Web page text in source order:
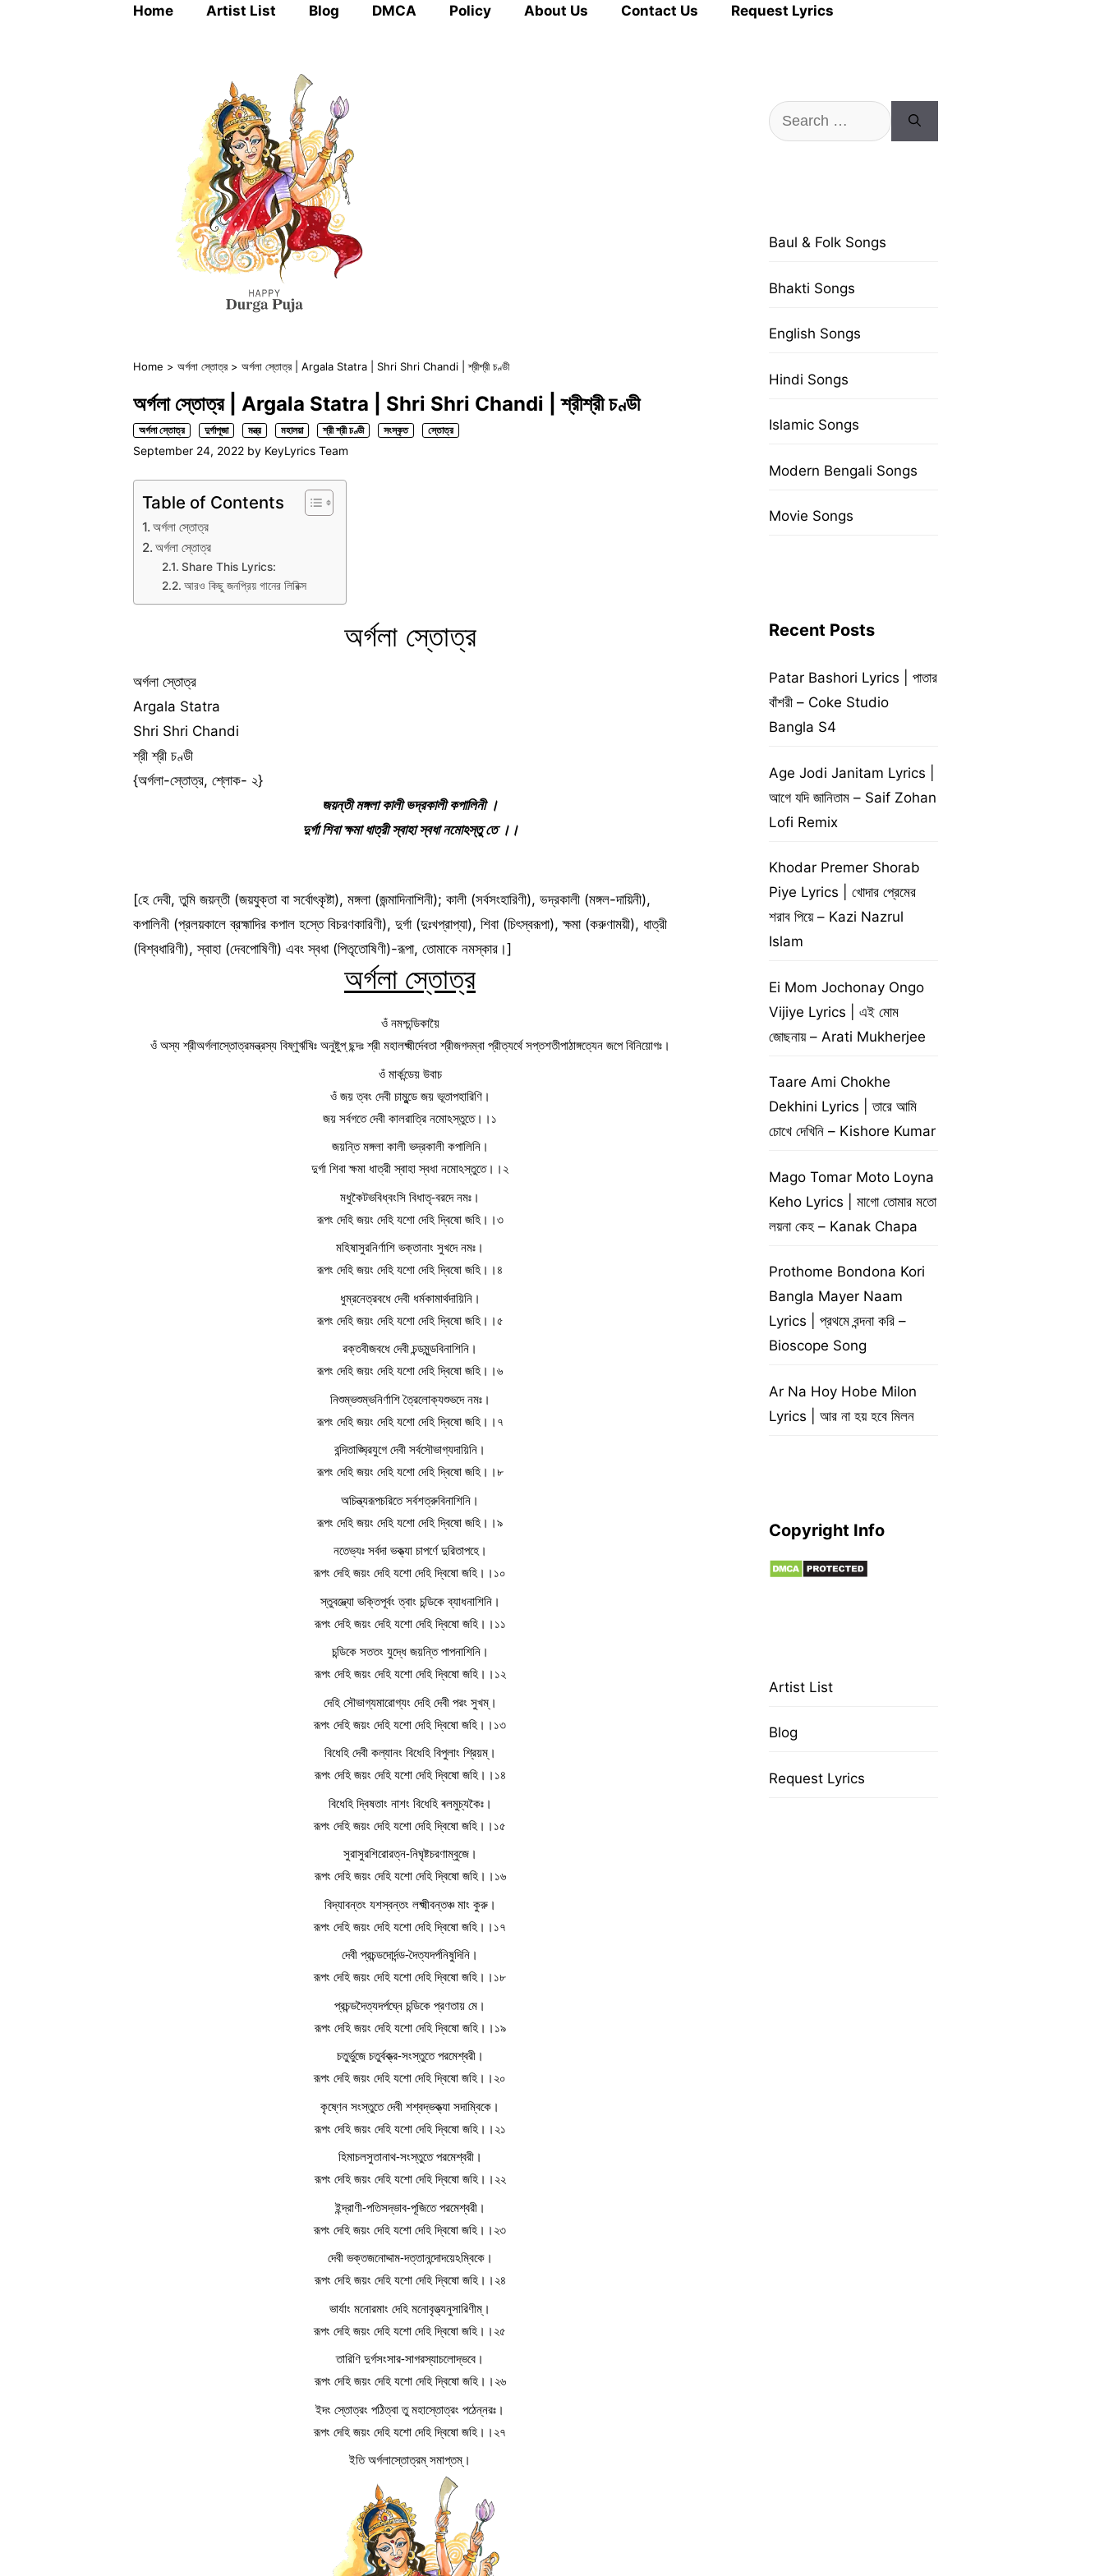
Home Artist List Blog DMCA Policy About Us Contact Us Request Lyrics
Home > অর্গলা স্তোত্র > অর্গলা স্তোত্র | Argala Statra | Shri Shri Chandi | শ্রীশ্রী চণ্ডী
অর্গলা স্তোত্র | Argala Statra | Shri Shri Chandi | শ্রীশ্রী চণ্ডী
অর্গলা স্তোত্র দুর্গাপূজা মন্ত্র মহালয়া শ্রী শ্রী চণ্ডী সংস্কৃত স্তোত্র
September 24, 2022 by KeyLyrics Team
Table of Contents
অর্গলা স্তোত্র
অর্গলা স্তোত্র
Share This Lyrics:
আরও কিছু জনপ্রিয় গানের লিরিক্স
অর্গলা স্তোত্র
অর্গলা স্তোত্র
Argala Statra
Shri Shri Chandi
শ্রী শ্রী চণ্ডী
{অর্গলা-স্তোত্র, শ্লোক- ২}
জয়ন্তী মঙ্গলা কালী ভদ্রকালী কপালিনী ।
দুর্গা শিবা ক্ষমা ধাত্রী স্বাহা স্বধা নমোঽস্তু তে ।।
[হে দেবী, তুমি জয়ন্তী (জয়যুক্তা বা সর্বোৎকৃষ্টা), মঙ্গলা (জন্মাদিনাশিনী); কালী (সর্বসংহারিণী), ভদ্রকালী (মঙ্গল-দায়িনী),
কপালিনী (প্রলয়কালে ব্রহ্মাদির কপাল হস্তে বিচরণকারিণী), দুর্গা (দুঃখপ্রাপ্যা), শিবা (চিৎস্বরূপা), ক্ষমা (করুণাময়ী), ধাত্রী
(বিশ্বধারিণী), স্বাহা (দেবপোষিণী) এবং স্বধা (পিতৃতোষিণী)-রূপা, তোমাকে নমস্কার।]
অর্গলা স্তোত্র
ওঁ নমশ্চন্ডিকায়ৈ
ওঁ অস্য শ্রীঅর্গলাস্তোত্রমন্ত্রস্য বিষ্ণুর্ঋষিঃ অনুষ্টুপ্ ছন্দঃ শ্রী মহালক্ষ্মীর্দেবতা শ্রীজগদম্বা প্রীত্যর্থে সপ্তশতীপাঠাঙ্গত্যেন জপে বিনিয়োগঃ।
ওঁ মার্কন্ডেয় উবাচ
ওঁ জয় ত্বং দেবী চামুন্ডে জয় ভূতাপহারিণি।
জয় সর্বগতে দেবী কালরাত্রি নমোঽস্তুতে।।১
জয়ন্তি মঙ্গলা কালী ভদ্রকালী কপালিনি।
দুর্গা শিবা ক্ষমা ধাত্রী স্বাহা স্বধা নমোঽস্তুতে।।২
মধুকৈটভবিধ্বংসি বিধাতৃ-বরদে নমঃ।
রূপং দেহি জয়ং দেহি যশো দেহি দ্বিষো জহি।।৩
মহিষাসুরনির্ণাশি ভক্তানাং সুখদে নমঃ।
রূপং দেহি জয়ং দেহি যশো দেহি দ্বিষো জহি।।৪
ধুম্রনেত্রবধে দেবী ধর্মকামার্থদায়িনি।
রূপং দেহি জয়ং দেহি যশো দেহি দ্বিষো জহি।।৫
রক্তবীজবধে দেবী চন্ডমুন্ডবিনাশিনি।
রূপং দেহি জয়ং দেহি যশো দেহি দ্বিষো জহি।।৬
নিশুম্ভশুম্ভনির্ণাশি ত্রৈলোক্যশুভদে নমঃ।
রূপং দেহি জয়ং দেহি যশো দেহি দ্বিষো জহি।।৭
বন্দিতাঙ্ঘ্রিযুগে দেবী সর্বসৌভাগ্যদায়িনি।
রূপং দেহি জয়ং দেহি যশো দেহি দ্বিষো জহি।।৮
অচিন্ত্যরূপচরিতে সর্বশত্রুবিনাশিনি।
রূপং দেহি জয়ং দেহি যশো দেহি দ্বিষো জহি।।৯
নতেভ্যঃ সর্বদা ভক্ত্যা চাপর্ণে দুরিতাপহে।
রূপং দেহি জয়ং দেহি যশো দেহি দ্বিষো জহি।।১০
স্তুবদ্ভ্যো ভক্তিপূর্বং ত্বাং চন্ডিকে ব্যাধনাশিনি।
রূপং দেহি জয়ং দেহি যশো দেহি দ্বিষো জহি।।১১
চন্ডিকে সততং যুদ্ধে জয়ন্তি পাপনাশিনি।
রূপং দেহি জয়ং দেহি যশো দেহি দ্বিষো জহি।।১২
দেহি সৌভাগ্যমারোগ্যং দেহি দেবী পরং সুখম্।
রূপং দেহি জয়ং দেহি যশো দেহি দ্বিষো জহি।।১৩
বিধেহি দেবী কল্যানং বিধেহি বিপুলাং শ্রিয়ম্।
রূপং দেহি জয়ং দেহি যশো দেহি দ্বিষো জহি।।১৪
বিধেহি দ্বিষতাং নাশং বিধেহি ৰলমুচ্যকৈঃ।
রূপং দেহি জয়ং দেহি যশো দেহি দ্বিষো জহি।।১৫
সুরাসুরশিরোরত্ন-নিঘৃষ্টচরণাম্বুজে।
রূপং দেহি জয়ং দেহি যশো দেহি দ্বিষো জহি।।১৬
বিদ্যাবন্তং যশস্বন্তং লক্ষ্মীবন্তঞ্চ মাং কুরু।
রূপং দেহি জয়ং দেহি যশো দেহি দ্বিষো জহি।।১৭
দেবী প্রচন্ডদোর্দন্ড-দৈত্যদর্পনিষুদিনি।
রূপং দেহি জয়ং দেহি যশো দেহি দ্বিষো জহি।।১৮
প্রচন্ডদৈত্যদর্পঘ্নে চন্ডিকে প্রণতায় মে।
রূপং দেহি জয়ং দেহি যশো দেহি দ্বিষো জহি।।১৯
চতুর্ভুজে চতুর্বক্ত্র-সংস্তুতে পরমেশ্বরী।
রূপং দেহি জয়ং দেহি যশো দেহি দ্বিষো জহি।।২০
কৃষ্ণেন সংস্তুতে দেবী শশ্বদ্ভক্ত্যা সদাম্বিকে।
রূপং দেহি জয়ং দেহি যশো দেহি দ্বিষো জহি।।২১
হিমাচলসুতানাথ-সংস্তুতে পরমেশ্বরী।
রূপং দেহি জয়ং দেহি যশো দেহি দ্বিষো জহি।।২২
ইন্দ্রাণী-পতিসদ্ভাব-পূজিতে পরমেশ্বরী।
রূপং দেহি জয়ং দেহি যশো দেহি দ্বিষো জহি।।২৩
দেবী ভক্তজনোদ্দাম-দত্তানন্দোদয়েঽম্বিকে।
রূপং দেহি জয়ং দেহি যশো দেহি দ্বিষো জহি।।২৪
ভার্যাং মনোরমাং দেহি মনোবৃত্ত্যনুসারিণীম্।
রূপং দেহি জয়ং দেহি যশো দেহি দ্বিষো জহি।।২৫
তারিণি দুর্গসংসার-সাগরস্যাচলোদ্ভবে।
রূপং দেহি জয়ং দেহি যশো দেহি দ্বিষো জহি।।২৬
ইদং স্তোত্রং পঠিত্বা তু মহাস্তোত্রং পঠেন্নরঃ।
রূপং দেহি জয়ং দেহি যশো দেহি দ্বিষো জহি।।২৭
ইতি অর্গলাস্তোত্রম্ সমাপ্তম্।
Search
for:
Baul & Folk Songs
Bhakti Songs
English Songs
Hindi Songs
Islamic Songs
Modern Bengali Songs
Movie Songs
Recent Posts
Patar Bashori Lyrics | পাতার
বাঁশরী – Coke Studio
Bangla S4
Age Jodi Janitam Lyrics |
আগে যদি জানিতাম – Saif Zohan
Lofi Remix
Khodar Premer Shorab
Piye Lyrics | খোদার প্রেমের
শরাব পিয়ে – Kazi Nazrul
Islam
Ei Mom Jochonay Ongo
Vijiye Lyrics | এই মোম
জোছনায় – Arati Mukherjee
Taare Ami Chokhe
Dekhini Lyrics | তারে আমি
চোখে দেখিনি – Kishore Kumar
Mago Tomar Moto Loyna
Keho Lyrics | মাগো তোমার মতো
লয়না কেহ – Kanak Chapa
Prothome Bondona Kori
Bangla Mayer Naam
Lyrics | প্রথমে বন্দনা করি –
Bioscope Song
Ar Na Hoy Hobe Milon
Lyrics | আর না হয় হবে মিলন
Copyright Info
Artist List
Blog
Request Lyrics